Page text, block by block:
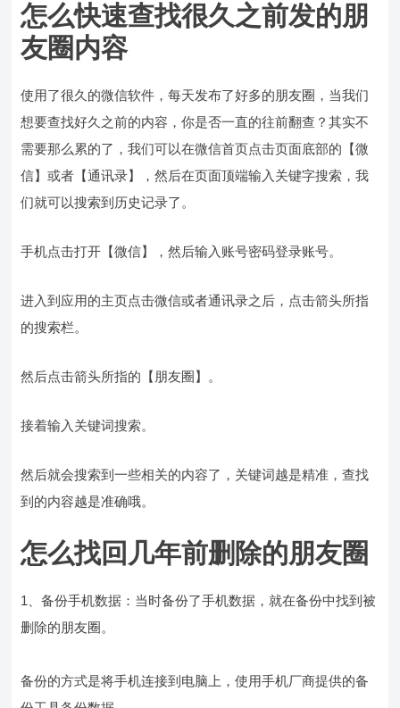
怎么快速查找很久之前发的朋
友圈内容
使用了很久的微信软件，每天发布了好多的朋友圈，当我们
想要查找好久之前的内容，你是否一直的往前翻查？其实不
需要那么累的了，我们可以在微信首页点击页面底部的【微
信】或者【通讯录】，然后在页面顶端输入关键字搜索，我
们就可以搜索到历史记录了。
手机点击打开【微信】，然后输入账号密码登录账号。
进入到应用的主页点击微信或者通讯录之后，点击箭头所指
的搜索栏。
然后点击箭头所指的【朋友圈】。
接着输入关键词搜索。
然后就会搜索到一些相关的内容了，关键词越是精准，查找
到的内容越是准确哦。
怎么找回几年前删除的朋友圈
1、备份手机数据：当时备份了手机数据，就在备份中找到被
删除的朋友圈。
备份的方式是将手机连接到电脑上，使用手机厂商提供的备